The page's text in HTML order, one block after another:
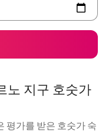
노 지구 호숫가
평가를 받은 호숫가 숙